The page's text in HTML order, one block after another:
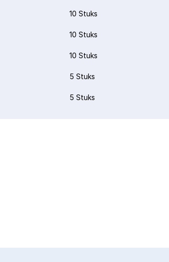
10 Stuks
10 Stuks
10 Stuks
5 Stuks
5 Stuks